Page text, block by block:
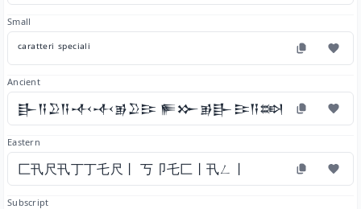
Small
ᶜᵃʳᵃᵗᵗᵉʳⁱ ˢᵖᵉᶜⁱᵃˡⁱ
Ancient
𒃲𒀀𒊒𒀀𒋾𒋾𒂊𒊒𒄿 𒊓𒁍𒂊𒃲𒄿𒀀𒇷𒄿
Eastern
匚卂尺卂丁丁乇尺丨 丂卩乇匚丨卂ㄥ丨
Subscript